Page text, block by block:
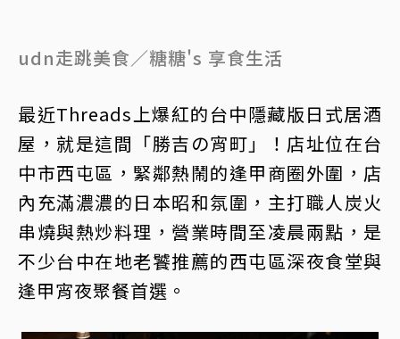
udn走跳美食／糖糖's 享食生活
最近Threads上爆紅的台中隱藏版日式居酒
屋，就是這間「勝吉の宵町」！店址位在台
中市西屯區，緊鄰熱鬧的逢甲商圈外圍，店
內充滿濃濃的日本昭和氛圍，主打職人炭火
串燒與熱炒料理，營業時間至凌晨兩點，是
不少台中在地老饕推薦的西屯區深夜食堂與
逢甲宵夜聚餐首選。